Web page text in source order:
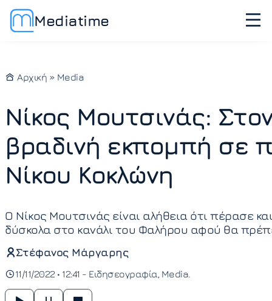
Mediatime
Αρχική » Media
Νίκος Μουτσινάς:
βραδινή εκπομπή σε
Νίκου Κοκλώνη
Ο Νίκος Μουτσινάς είναι αλήθεια ότι πέρασε
δύσκολα στο κανάλι του Φαλήρου αφού θα
Στέφανος Μάργαρης
11/11/2022 • 12:41 - Ειδησεογραφία Media